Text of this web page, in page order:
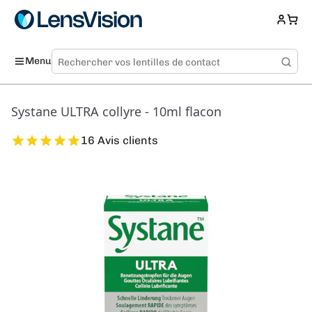
Menu
Systane ULTRA collyre - 10ml flacon
16 Avis clients